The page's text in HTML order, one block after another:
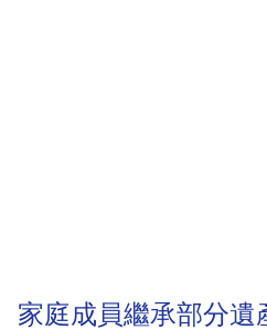
家庭成員繼承部分遺